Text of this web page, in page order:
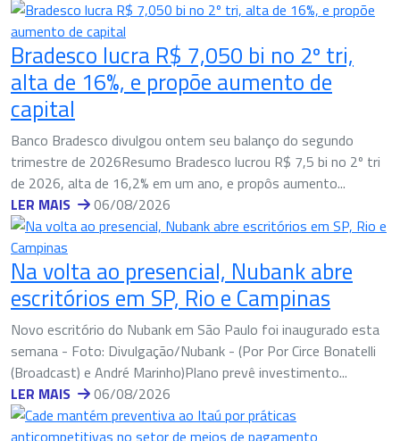
Bradesco lucra R$ 7,050 bi no 2º tri,
alta de 16%, e propõe aumento de
capital
Banco Bradesco divulgou ontem seu balanço do segundo
trimestre de 2026Resumo Bradesco lucrou R$ 7,5 bi no 2º tri
de 2026, alta de 16,2% em um ano, e propôs aumento...
LER MAIS
06/08/2026
Na volta ao presencial, Nubank abre
escritórios em SP, Rio e Campinas
Novo escritório do Nubank em São Paulo foi inaugurado esta
semana - Foto: Divulgação/Nubank - (Por Por Circe Bonatelli
(Broadcast) e André Marinho)Plano prevê investimento...
LER MAIS
06/08/2026